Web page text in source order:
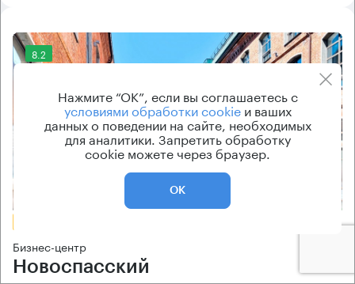
8.2
Бизнес-центр
Новоспасский
Нажмите “ОК”, если вы соглашаетесь с
условиями обработки cookieи ваших
данных о поведении на сайте, необходимых
для аналитики. Запретить обработку
cookie можете через браузер.
ОК